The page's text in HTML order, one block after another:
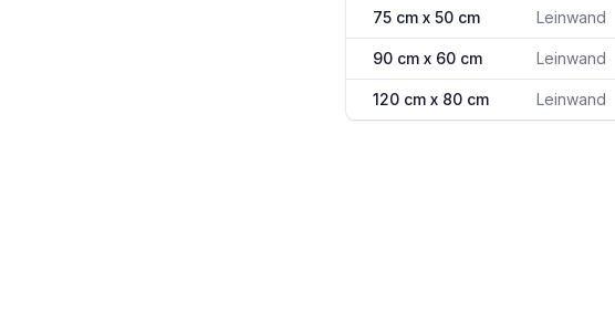
75 cm x 50 cm Leinwand
90 cm x 60 cm Leinwand
120 cm x 80 cm Leinwand